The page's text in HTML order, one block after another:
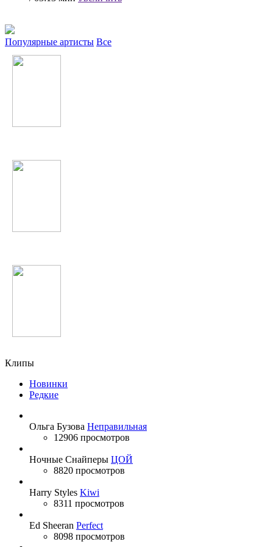
Популярные артисты Все
Клипы
Новинки
Редкие
Ольга Бузова Неправильная
12906 просмотров
Ночные Снайперы ЦОЙ
8820 просмотров
Harry Styles Kiwi
8311 просмотров
Ed Sheeran Perfect
8098 просмотров